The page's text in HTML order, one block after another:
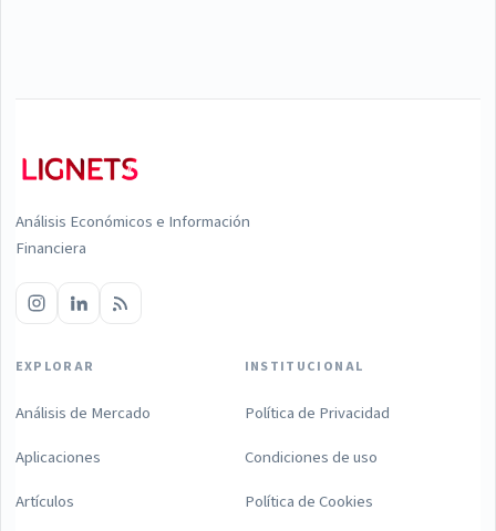
Análisis Económicos e Información
Financiera
EXPLORAR
Análisis de Mercado
Aplicaciones
Artículos
INSTITUCIONAL
Política de Privacidad
Condiciones de uso
Política de Cookies